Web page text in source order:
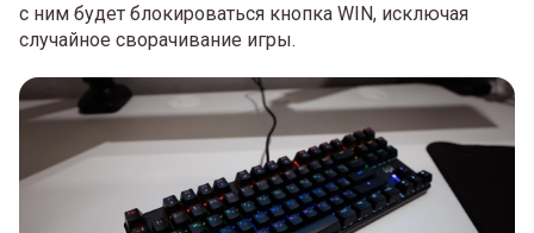
с ним будет блокироваться кнопка WIN, исключая
случайное сворачивание игры.